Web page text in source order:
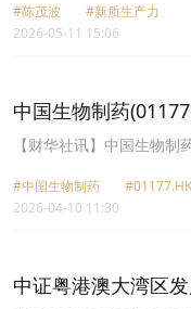
将聚焦产业协同、规则衔
及国标与国际标准转换平
法与专业服务优势，在建
前湾区已公布 270 项湾区
力国家发展新质生产力
#陈茂波
#新质生产力
2026-05-11 15:06
中国生物制药
【财华社讯】中国生物制
大湾区率先上市，用于治
#中国生物制药
#01177.HK
2026-04-10 11:30
中证粤港澳大湾区